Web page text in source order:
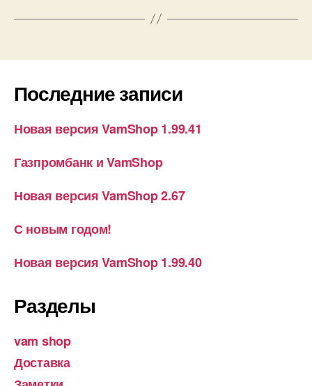
Последние записи
Новая версия VamShop 1.99.41
Газпромбанк и VamShop
Новая версия VamShop 2.67
С новым годом!
Новая версия VamShop 1.99.40
Разделы
vam shop
Доставка